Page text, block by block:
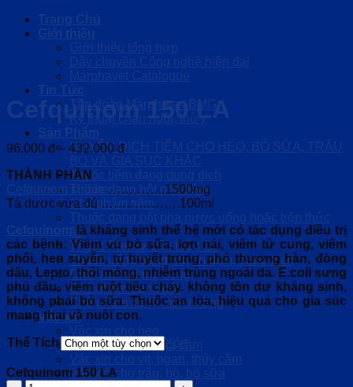
Trang Chủ
Giới thiệu
Giới thiệu tổng hợp
Dây chuyền Công nghệ hiện đại
Marphavet Catalogue
Tin Tức
Tập đoàn Marphavet BMG
Kỹ thuật chăn nuôi, thú y
Sản Phẩm
HUYỄN DỊCH TIÊM CHO HEO, BÒ SỮA, TRÂU
BÒ VÀ GIA SÚC KHÁC
Thuốc tiêm dạng dung dịch
Thuốc dạng bột pha tiêm
Chế phẩm tiêm
Thuốc dạng bột pha nước uống hoặc trộn thức
ăn
Thuốc Premix trộn thức ăn
Thuốc uống dạng huyễn dịch, dung dịch
Chế phẩm dạng uống
Chế phẩm dạng bột
Chế phẩm xử lý môi trường
Vắc xin
Vắc xin cho heo
Vắc xin cho gà, gia cầm
Vắc xin cho vịt, ngan, thủy cầm
Vắc xin cho trâu, bò, bò sữa
Cefquinom 150 LA
96.000 đ – 432.000 đKhoảng
giá:
từ
96.000 đ
đến
432.000 đ
THÀNH PHẦN
Cefquinom sulfate…………..1500mg
Tá dược vừa đủ ……………….100ml
Cefquinomlà kháng sinh thế hệ mới có tác dụng điều trị
các bệnh: Viêm vú bò sữa, lợn nái, viêm tử cung, viêm
phổi, hen suyễn, tụ huyết trùng, phó thương hàn, đóng
dấu, Lepto, thối móng, nhiễm trùng ngoài da. E.coli sưng
phù đầu, viêm ruột tiêu chảy. không tồn dư kháng sinh,
không phải bỏ sữa. Thuốc an tòa, hiệu quả cho gia súc
mang thai và nuôi con.
Thể Tích Xóa
Cefquinom 150 LA